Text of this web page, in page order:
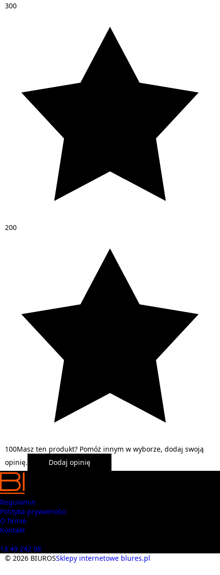
300
200
100Masz ten produkt? Pomóż innym w wyborze, dodaj swoją
opinię.
Dodaj opinię
Regulamin
Polityka prywatności
O firmie
Kontakt
13 49 242 08
© 2026 BIUROSSklepy internetowe blures.pl